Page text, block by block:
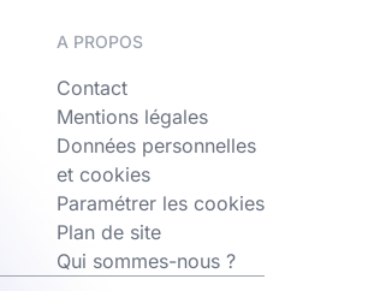
A PROPOS
Contact
Mentions légales
Données personnelles
et cookies
Paramétrer les cookies
Plan de site
Qui sommes-nous ?